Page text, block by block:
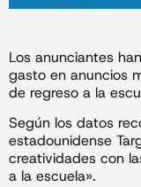
Los anunciantes
gasto en anuncios
de regreso a la
Según los datos
estadounidense
creatividades con
a la escuela».